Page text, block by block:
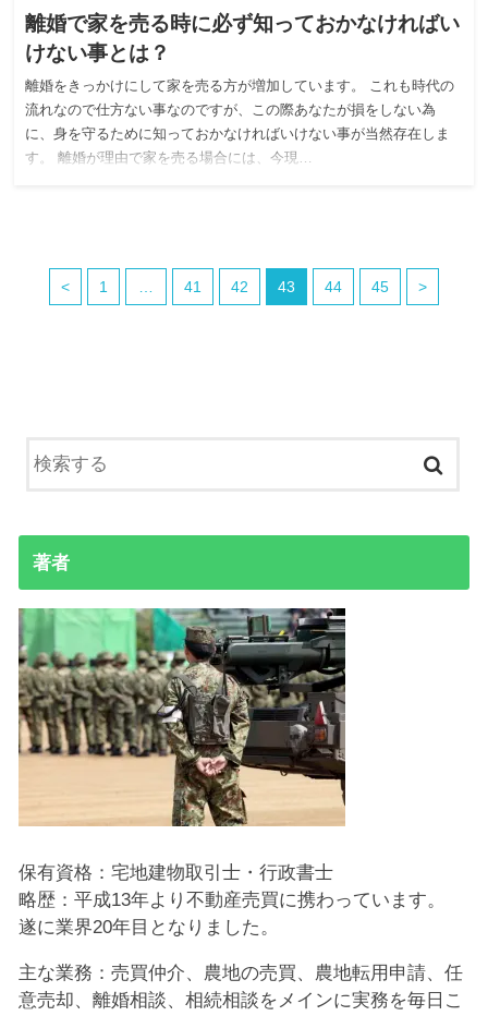
離婚で家を売る時に必ず知っておかなければい
けない事とは？
離婚をきっかけにして家を売る方が増加しています。 これも時代の
流れなので仕方ない事なのですが、この際あなたが損をしない為
に、身を守るために知っておかなければいけない事が当然存在しま
す。 離婚が理由で家を売る場合には、今現…
< 1 41 42 43 44 45 >
著者
保有資格：宅地建物取引士・行政書士
略歴：平成13年より不動産売買に携わっています。
遂に業界20年目となりました。
主な業務：売買仲介、農地の売買、農地転用申請、任
意売却、離婚相談、相続相談をメインに実務を毎日こ